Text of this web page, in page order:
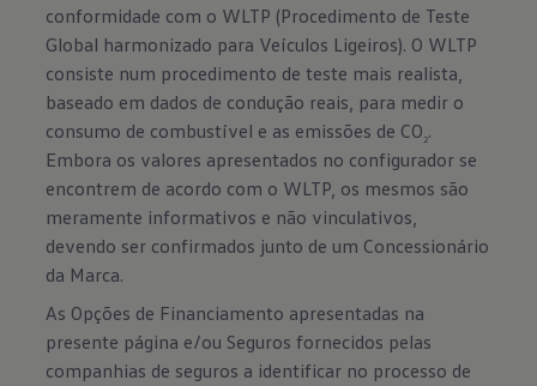
conformidade com o WLTP (Procedimento de Teste
Global harmonizado para Veículos Ligeiros). O WLTP
consiste num procedimento de teste mais realista,
baseado em dados de condução reais, para medir o
consumo de combustível e as emissões de CO 2.
Embora os valores apresentados no configurador se
encontrem de acordo com o WLTP, os mesmos são
meramente informativos e não vinculativos,
devendo ser confirmados junto de um Concessionário
da Marca.
As Opções de Financiamento apresentadas na
presente página e/ou Seguros fornecidos pelas
companhias de seguros a identificar no processo de